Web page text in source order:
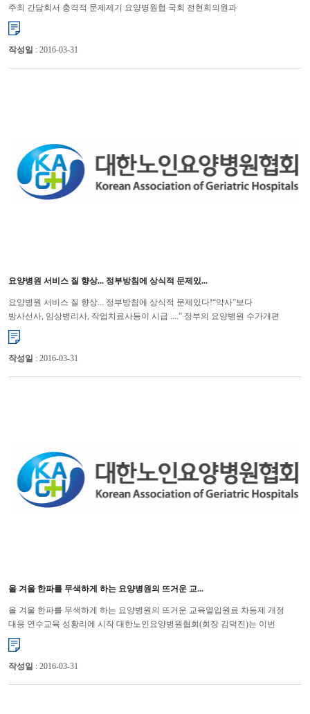
주최 간담회서 충격적 문제제기 요양병원협 국회 전현희의원과
국민건강복지포럼이 공동주최한 “노인요양병원의 질적 서비스 개선방...
작성일 : 2016-03-31
요양병원 서비스 질 향상... 정부방침에 상식적 문제있...
요양병원 서비스 질 향상... 정부방침에 상식적 문제있다!“약사”보다
방사선사, 임상병리사, 작업치료사등이 시급 ....” 정부의 요양병원 수가개편
방향에 대해 당초 취지와 동떨어진 약사, 의무 기록사...
작성일 : 2016-03-31
올 겨울 한파를 무색하게 하는 요양병원의 뜨거운 교...
올 겨울 한파를 무색하게 하는 요양병원의 뜨거운 교육열입원료 차등제 개정
대응 연수교육 성황리에 시작 대한노인요양병원협회(회장 김덕진)는 이번
요양병원 입원료 차등제 시행에 따라 지난 21일 부산을 시작으로 ...
작성일 : 2016-03-31